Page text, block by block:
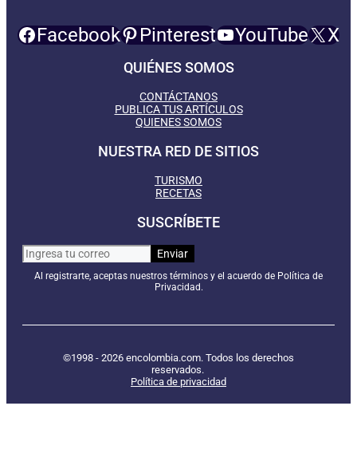
Facebook Pinterest YouTube X
QUIÉNES SOMOS
CONTÁCTANOS
PUBLICA TUS ARTÍCULOS
QUIENES SOMOS
NUESTRA RED DE SITIOS
TURISMO
RECETAS
SUSCRÍBETE
Al registrarte, aceptas nuestros términos y el acuerdo de Política de
Privacidad.
©1998 - 2026 encolombia.com. Todos los derechos
reservados.
Política de privacidad